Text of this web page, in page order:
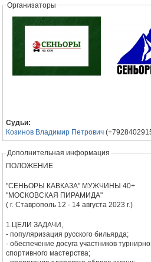
Организаторы
Судьи:
Козинов Владимир Петрович
Дополнительная информация
ПОЛОЖЕНИЕ
"СЕНЬОРЫ КАВКАЗА" МУЖЧИНЫ 40+
"МОСКОВСКАЯ ПИРАМИДА"
( г. Ставрополь 12 - 14 августа 2023 г.)
1.ЦЕЛИ ЗАДАЧИ,
- популяризация русского бильярда;
- обеспечение досуга участников
спортивного мастерства;